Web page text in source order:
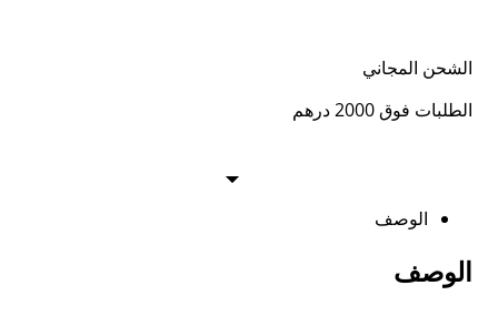
الشحن المجاني
الطلبات فوق 2000 درهم
الوصف
الوصف